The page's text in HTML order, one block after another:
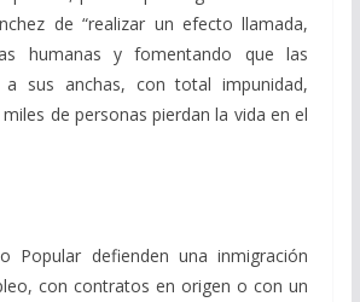
de “realizar un efecto llamada,
humanas y fomentando que las
a sus anchas, con total impunidad,
de personas pierdan la vida en el
Popular defienden una inmigración
con contratos en origen o con un